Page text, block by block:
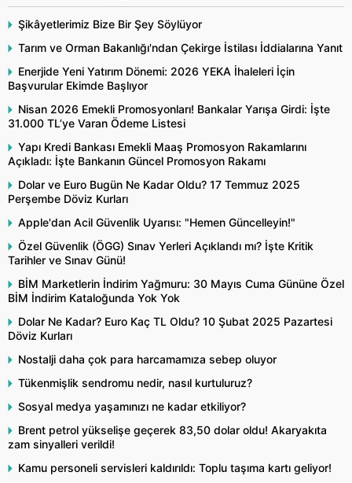
Şikâyetlerimiz Bize Bir Şey Söylüyor
Tarım ve Orman Bakanlığı'ndan Çekirge İstilası İddialarına Yanıt
Enerjide Yeni Yatırım Dönemi: 2026 YEKA İhaleleri İçin
Başvurular Ekimde Başlıyor
Nisan 2026 Emekli Promosyonları! Bankalar Yarışa Girdi: İşte
31.000 TL’ye Varan Ödeme Listesi
Yapı Kredi Bankası Emekli Maaş Promosyon Rakamlarını
Açıkladı: İşte Bankanın Güncel Promosyon Rakamı
Dolar ve Euro Bugün Ne Kadar Oldu? 17 Temmuz 2025
Perşembe Döviz Kurları
Apple'dan Acil Güvenlik Uyarısı: "Hemen Güncelleyin!"
Özel Güvenlik (ÖGG) Sınav Yerleri Açıklandı mı? İşte Kritik
Tarihler ve Sınav Günü!
BİM Marketlerin İndirim Yağmuru: 30 Mayıs Cuma Gününe Özel
BİM İndirim Kataloğunda Yok Yok
Dolar Ne Kadar? Euro Kaç TL Oldu? 10 Şubat 2025 Pazartesi
Döviz Kurları
Nostalji daha çok para harcamamıza sebep oluyor
Tükenmişlik sendromu nedir, nasıl kurtuluruz?
Sosyal medya yaşamınızı ne kadar etkiliyor?
Brent petrol yükselişe geçerek 83,50 dolar oldu! Akaryakıta
zam sinyalleri verildi!
Kamu personeli servisleri kaldırıldı: Toplu taşıma kartı geliyor!